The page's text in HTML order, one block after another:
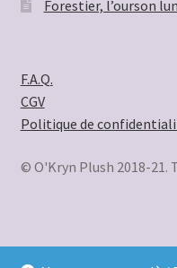
Forestier, l’ourson
F.A.Q.
CGV
Politique de
© O'Kryn Plush 2018-21.